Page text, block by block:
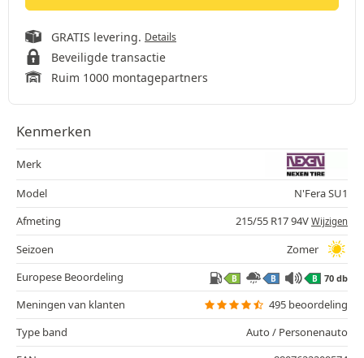
GRATIS levering. Details
Beveiligde transactie
Ruim 1000 montagepartners
Kenmerken
Merk
Model
N'Fera SU1
Afmeting
215/55 R17 94V Wijzigen
Seizoen
Zomer
Europese Beoordeling
B B B 70 db
Meningen van klanten
495 beoordeling
Type band
Auto / Personenauto